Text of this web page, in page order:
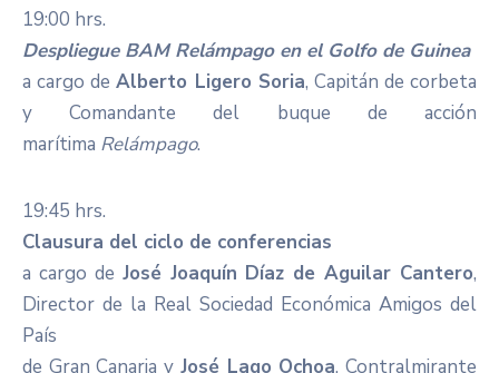
19:00 hrs.
Despliegue BAM Relámpago en el Golfo de Guinea
a cargo deAlberto Ligero Soria, Capitán de corbeta
y Comandante del buque de acción
marítima Relámpago.
19:45 hrs.
Clausura del ciclo de conferencias
a cargo de José Joaquín Díaz de Aguilar Cantero,
Director de la Real Sociedad Económica Amigos del
País
de Gran Canaria y José Lago Ochoa, Contralmirante